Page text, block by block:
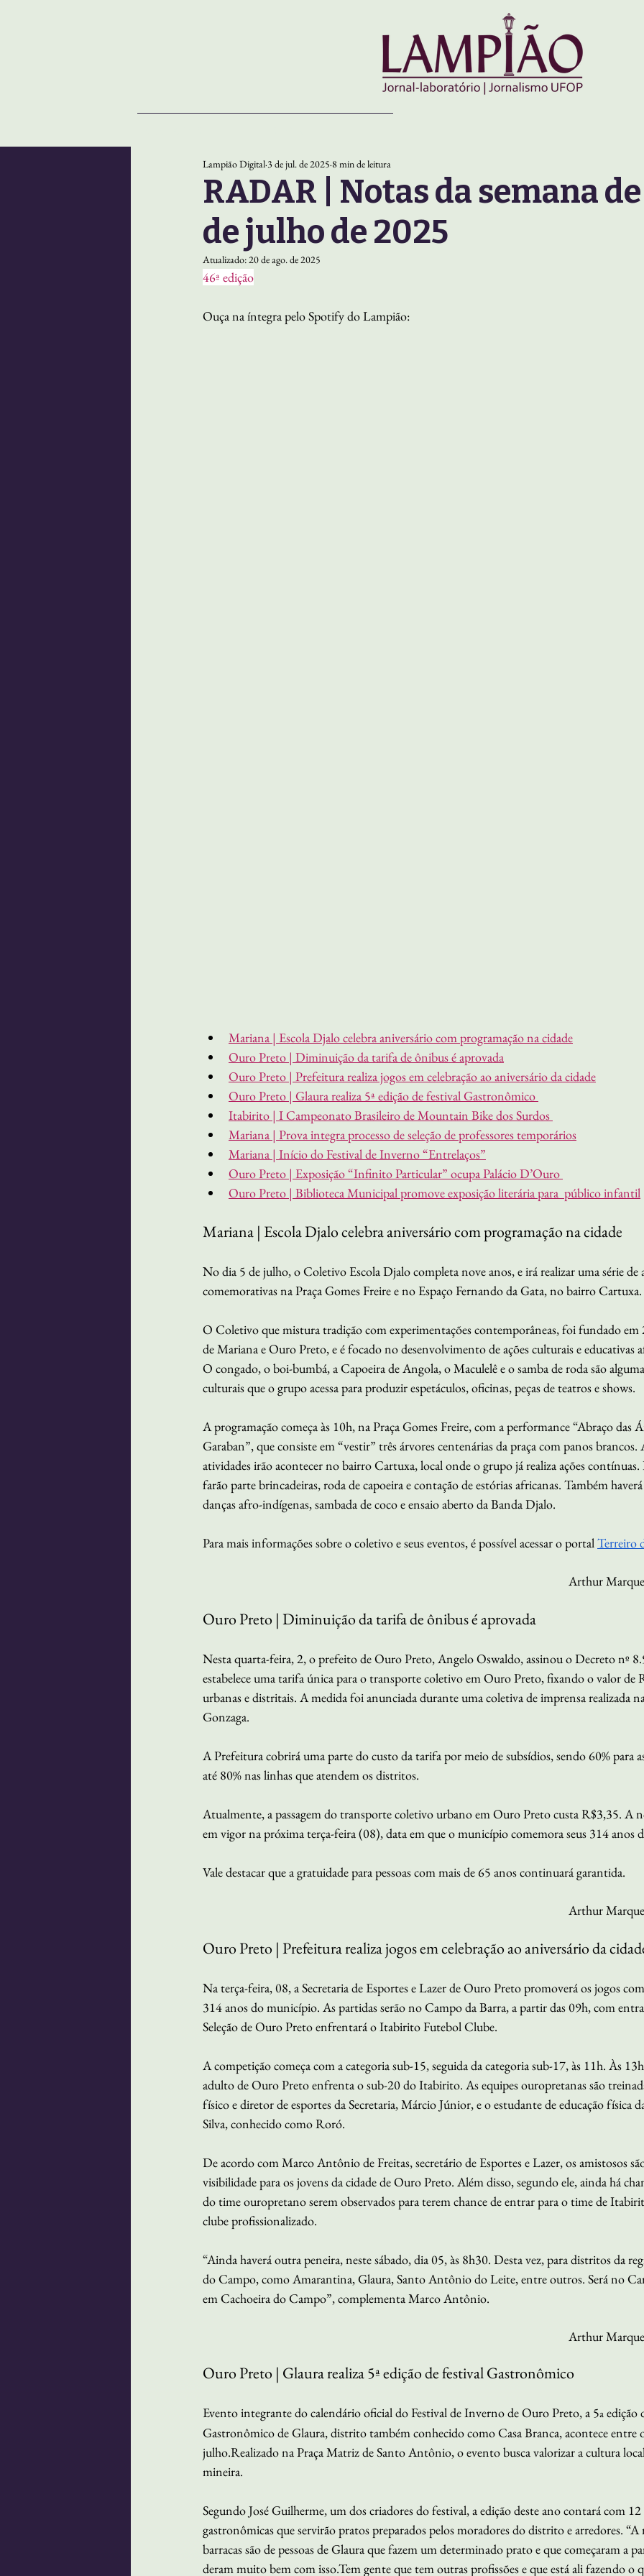
RADAR | Notas da semana de
de julho de 2025
Lampião Digital 3 de jul. de 2025 8 min de leitura
Atualizado:20 de ago. de 2025
46ª edição
Ouça na íntegra pelo Spotify do Lampião:
Mariana | Escola Djalo celebra aniversário com programação na cidade
Ouro Preto | Diminuição da tarifa de ônibus é aprovada
Ouro Preto | Prefeitura realiza jogos em celebração ao aniversário da cidade
Ouro Preto | Glaura realiza 5ª edição de festival Gastronômico
Itabirito | I Campeonato Brasileiro de Mountain Bike dos Surdos
Mariana | Prova integra processo de seleção de professores temporários
Mariana | Início do Festival de Inverno “Entrelaços”
Ouro Preto | Exposição “Infinito Particular” ocupa Palácio D’Ouro
Ouro Preto | Biblioteca Municipal promove exposição literária para  público infantil
Mariana | Escola Djalo celebra aniversário com programação na cidade
No dia 5 de julho, o Coletivo Escola Djalo completa nove anos, e irá realizar uma série de
comemorativas na Praça Gomes Freire e no Espaço Fernando da Gata, no bairro Cartuxa.
O Coletivo que mistura tradição com experimentações contemporâneas, foi fundado em
de Mariana e Ouro Preto, e é focado no desenvolvimento de ações culturais e educativas
O congado, o boi-bumbá, a Capoeira de Angola, o Maculelê e o samba de roda são
culturais que o grupo acessa para produzir espetáculos, oficinas, peças de teatros e shows.
A programação começa às 10h, na Praça Gomes Freire, com a performance “Abraço das
Garaban”, que consiste em “vestir” três árvores centenárias da praça com panos brancos.
atividades irão acontecer no bairro Cartuxa, local onde o grupo já realiza ações contínuas.
farão parte brincadeiras, roda de capoeira e contação de estórias africanas. Também
danças afro-indígenas, sambada de coco e ensaio aberto da Banda Djalo.
Para mais informações sobre o coletivo e seus eventos, é possível acessar o portal Terreiro
Arthur
Ouro Preto | Diminuição da tarifa de ônibus é aprovada
Nesta quarta-feira, 2, o prefeito de Ouro Preto, Angelo Oswaldo, assinou o Decreto nº
estabelece uma tarifa única para o transporte coletivo em Ouro Preto, fixando o valor de
urbanas e distritais. A medida foi anunciada durante uma coletiva de imprensa realizada
Gonzaga.
A Prefeitura cobrirá uma parte do custo da tarifa por meio de subsídios, sendo 60% para
até 80% nas linhas que atendem os distritos.
Atualmente, a passagem do transporte coletivo urbano em Ouro Preto custa R$3,35. A
em vigor na próxima terça-feira (08), data em que o município comemora seus 314 anos
Vale destacar que a gratuidade para pessoas com mais de 65 anos continuará garantida.
Arthur
Ouro Preto | Prefeitura realiza jogos em celebração ao aniversário da
Na terça-feira, 08, a Secretaria de Esportes e Lazer de Ouro Preto promoverá os jogos
314 anos do município. As partidas serão no Campo da Barra, a partir das 09h, com
Seleção de Ouro Preto enfrentará o Itabirito Futebol Clube.
A competição começa com a categoria sub-15, seguida da categoria sub-17, às 11h. Às
adulto de Ouro Preto enfrenta o sub-20 do Itabirito. As equipes ouropretanas são
físico e diretor de esportes da Secretaria, Márcio Júnior, e o estudante de educação física
Silva, conhecido como Roró.
De acordo com Marco Antônio de Freitas, secretário de Esportes e Lazer, os amistosos
visibilidade para os jovens da cidade de Ouro Preto. Além disso, segundo ele, ainda há
do time ouropretano serem observados para terem chance de entrar para o time de
clube profissionalizado.
“Ainda haverá outra peneira, neste sábado, dia 05, às 8h30. Desta vez, para distritos da
do Campo, como Amarantina, Glaura, Santo Antônio do Leite, entre outros. Será no
em Cachoeira do Campo”, complementa Marco Antônio.
Arthur
Ouro Preto | Glaura realiza 5ª edição de festival Gastronômico
Evento integrante do calendário oficial do Festival de Inverno de Ouro Preto, a 5a edição
Gastronômico de Glaura, distrito também conhecido como Casa Branca, acontece entre
julho.Realizado na Praça Matriz de Santo Antônio, o evento busca valorizar a cultura
mineira.
Segundo José Guilherme, um dos criadores do festival, a edição deste ano contará com 12
gastronômicas que servirão pratos preparados pelos moradores do distrito e arredores. “A
barracas são de pessoas de Glaura que fazem um determinado prato e que começaram a
deram muito bem com isso.Tem gente que tem outras profissões e que está ali fazendo o